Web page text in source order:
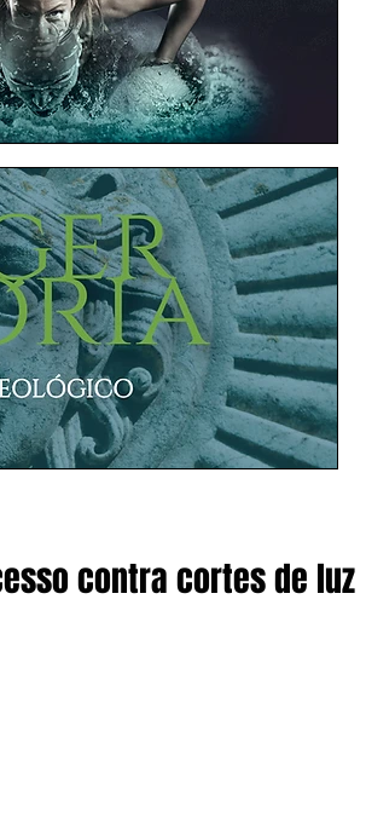
contra cortes de luz